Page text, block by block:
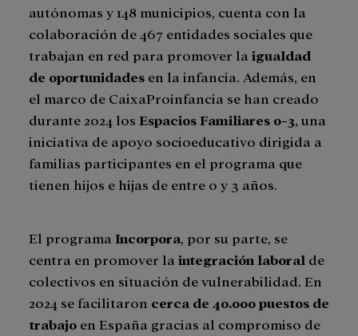
autónomas y 148 municipios, cuenta con la
colaboración de 467 entidades sociales que
trabajan en red para promover la igualdad
de oportunidades en la infancia. Además, en
el marco de CaixaProinfancia se han creado
durante 2024 los Espacios Familiares 0-3 , una
iniciativa de apoyo socioeducativo dirigida a
familias participantes en el programa que
tienen hijos e hijas de entre 0 y 3 años.
El programa Incorpora , por su parte, se
centra en promover la integración laboral de
colectivos en situación de vulnerabilidad. En
2024 se facilitaron cerca de 40.000 puestos de
trabajo en España gracias al compromiso de